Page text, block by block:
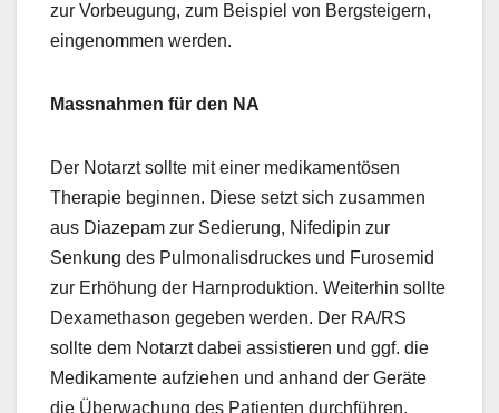
zur Vorbeugung, zum Beispiel von Bergsteigern,
eingenommen werden.
Massnahmen für den NA
Der Notarzt sollte mit einer medikamentösen
Therapie beginnen. Diese setzt sich zusammen
aus Diazepam zur Sedierung, Nifedipin zur
Senkung des Pulmonalisdruckes und Furosemid
zur Erhöhung der Harnproduktion. Weiterhin sollte
Dexamethason gegeben werden. Der RA/RS
sollte dem Notarzt dabei assistieren und ggf. die
Medikamente aufziehen und anhand der Geräte
die Überwachung des Patienten durchführen.